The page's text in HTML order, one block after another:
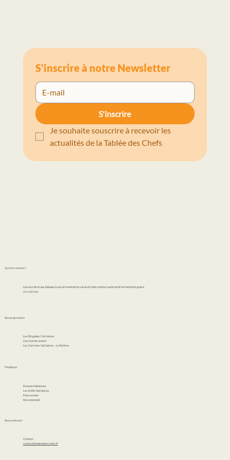
S'inscrire à notre Newsletter
S'inscrire
Je souhaite souscrire à recevoir les
actualités de la Tablée des Chefs
Qui nous sommes ?
L'association qui éduque à une alimentation saine et lutte contre la précarité alimentaire grâce
à la cuisine.
Nos programmes
Les Brigades Culinaires
Cuisine ton avenir
Les Cuisines Solidaires - La Relève
S'impliquer
Devenir bénévole
Les Défis Solidaires
Faire un don
Recrutement
Nous contacter
Contact
contact@tableedeschefs.fr